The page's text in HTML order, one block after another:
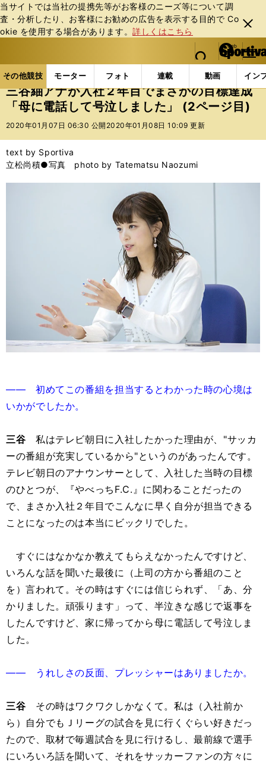
当サイトでは当社の提携先等がお客様のニーズ等について調
査・分析したり、お客様にお勧めの広告を表⽰する⽬的で Co
okie を使⽤する場合があります。詳しくはこちら
閉じ
る
web Sportiva (webスポルティーバ)
検索
マイペ
ー
ジ
メニュ
その他競技 モーター フォト 連載 動画 イン
ス
ポ
ル
バ
その他競技の記事一覧 その他競技 その他 三谷
三谷紬アナが入社２年目でまさかの目標達成
「母に電話して号泣しました」 (2ページ目)
2020年01月07日 06:30 公開 2020年01月08日 10:09 更新
text by Sportiva
立松尚積●写真 photo by Tatematsu Naozumi
―― 初めてこの番組を担当するとわかった時の心境は
いかがでしたか。
三谷 私はテレビ朝日に入社したかった理由が、"サッカ
ーの番組が充実しているから"というのがあったんです。
テレビ朝日のアナウンサーとして、入社した当時の目標
のひとつが、『やべっちF.C.』に関わることだったの
で、まさか入社２年目でこんなに早く自分が担当できる
ことになったのは本当にビックリでした。
すぐにはなかなか教えてもらえなかったんですけど、
いろんな話を聞いた最後に（上司の方から番組のこと
を）言われて。その時はすぐには信じられず、「あ、分
かりました。頑張ります」って、半泣きな感じで返事を
したんですけど、家に帰ってから母に電話して号泣しま
した。
―― うれしさの反面、プレッシャーはありましたか。
三谷 その時はワクワクしかなくて。私は（入社前か
ら）自分でもＪリーグの試合を見に行くぐらい好きだっ
たので、取材で毎週試合を見に行けるし、最前線で選手
にいろいろ話を聞いて、それをサッカーファンの方々に